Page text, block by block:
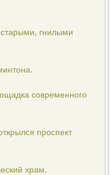
гнилыми
современного
проспект
храм.